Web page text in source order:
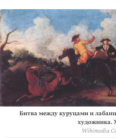
Битва между куруцами и
художника.
Wikimedia